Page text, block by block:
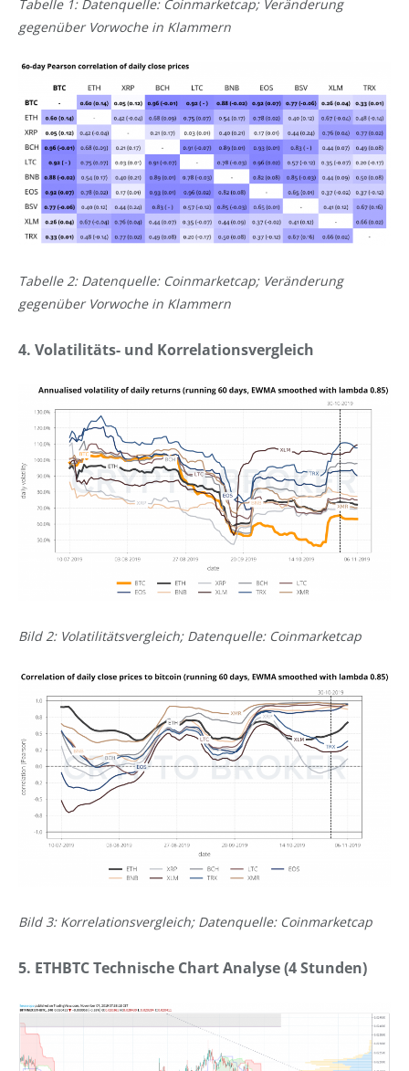
Tabelle 1: Datenquelle: Coinmarketcap; Veränderung
gegenüber Vorwoche in Klammern
Tabelle 2: Datenquelle: Coinmarketcap; Veränderung
gegenüber Vorwoche in Klammern
4. Volatilitäts- und Korrelationsvergleich
Bild 2: Volatilitätsvergleich; Datenquelle: Coinmarketcap
Bild 3: Korrelationsvergleich; Datenquelle: Coinmarketcap
5. ETHBTC Technische Chart Analyse (4 Stunden)